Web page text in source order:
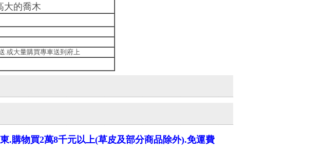
大的喬木
.或大量購買專車送到府上
.購物買2萬8千元以上(草皮及部分商品除外).免運費